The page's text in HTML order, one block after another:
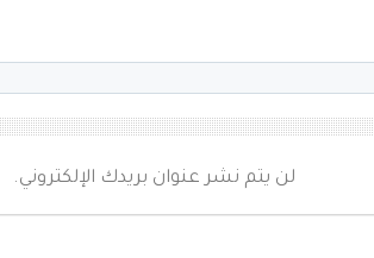
لن يتم نشر عنوان بريدك الإلكتروني.